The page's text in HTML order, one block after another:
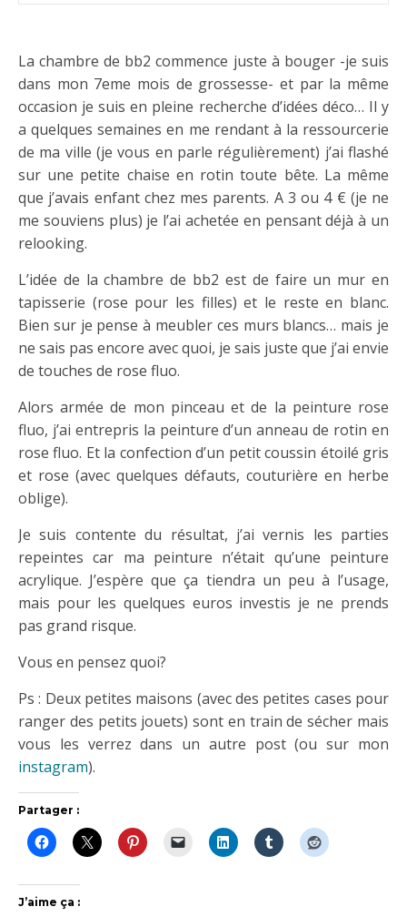
La chambre de bb2 commence juste à bouger -je suis
dans mon 7eme mois de grossesse- et par la même
occasion je suis en pleine recherche d’idées déco… Il y
a quelques semaines en me rendant à la ressourcerie
de ma ville (je vous en parle régulièrement) j’ai flashé
sur une petite chaise en rotin toute bête. La même
que j’avais enfant chez mes parents. A 3 ou 4 € (je ne
me souviens plus) je l’ai achetée en pensant déjà à un
relooking.
L’idée de la chambre de bb2 est de faire un mur en
tapisserie (rose pour les filles) et le reste en blanc.
Bien sur je pense à meubler ces murs blancs… mais je
ne sais pas encore avec quoi, je sais juste que j’ai envie
de touches de rose fluo.
Alors armée de mon pinceau et de la peinture rose
fluo, j’ai entrepris la peinture d’un anneau de rotin en
rose fluo. Et la confection d’un petit coussin étoilé gris
et rose (avec quelques défauts, couturière en herbe
oblige).
Je suis contente du résultat, j’ai vernis les parties
repeintes car ma peinture n’était qu’une peinture
acrylique. J’espère que ça tiendra un peu à l’usage,
mais pour les quelques euros investis je ne prends
pas grand risque.
Vous en pensez quoi?
Ps : Deux petites maisons (avec des petites cases pour
ranger des petits jouets) sont en train de sécher mais
vous les verrez dans un autre post (ou sur mon
instagram).
Partager :
J’aime ça :